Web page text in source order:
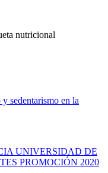
sedentarismo en la
UNIVERSIDAD DE
PROMOCIÓN 2020